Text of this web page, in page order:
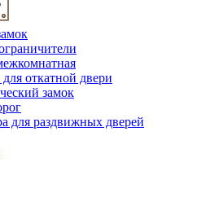
откатной двери
замок
для раздвижных дверей